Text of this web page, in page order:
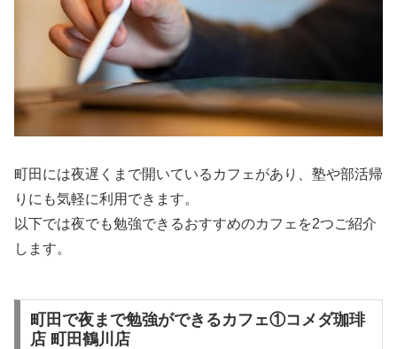
町田には夜遅くまで開いているカフェがあり、塾や部活帰
りにも気軽に利用できます。
以下では夜でも勉強できるおすすめのカフェを2つご紹介
します。
町田で夜まで勉強ができるカフェ①コメダ珈琲
店 町田鶴川店